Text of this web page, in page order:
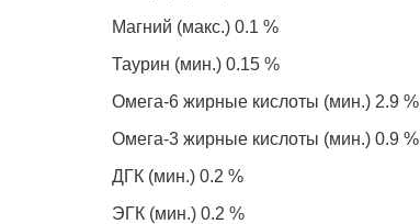
Магний (макс.) 0.1 %
Таурин (мин.) 0.15 %
Омега-6 жирные кислоты (мин.) 2.9 %
Омега-3 жирные кислоты (мин.) 0.9 %
ДГК (мин.) 0.2 %
ЭГК (мин.) 0.2 %